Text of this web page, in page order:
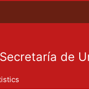
Secretaría de